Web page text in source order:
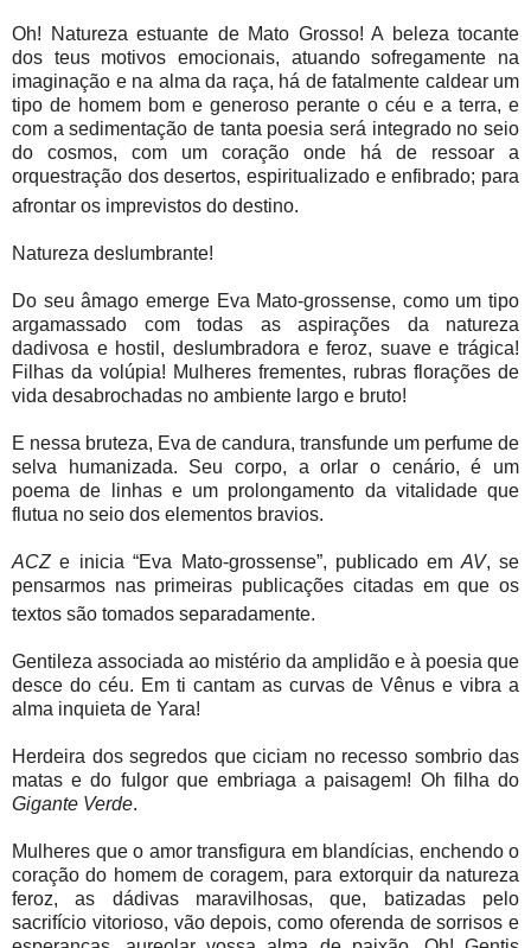
Oh! Natureza estuante de Mato Grosso! A beleza tocante
dos teus motivos emocionais, atuando sofregamente na
imaginação e na alma da raça, há de fatalmente caldear um
tipo de homem bom e generoso perante o céu e a terra, e
com a sedimentação de tanta poesia será integrado no seio
do cosmos, com um coração onde há de ressoar a
orquestração dos desertos, espiritualizado e enfibrado; para
afrontar os imprevistos do destino.
Natureza deslumbrante!
Do seu âmago emerge Eva Mato-grossense, como um tipo
argamassado com todas as aspirações da natureza
dadivosa e hostil, deslumbradora e feroz, suave e trágica!
Filhas da volúpia! Mulheres frementes, rubras florações de
vida desabrochadas no ambiente largo e bruto!
E nessa bruteza, Eva de candura, transfunde um perfume de
selva humanizada. Seu corpo, a orlar o cenário, é um
poema de linhas e um prolongamento da vitalidade que
flutua no seio dos elementos bravios.
ACZe inicia “Eva Mato-grossense”, publicado em AV, se
pensarmos nas primeiras publicações citadas em que os
textos são tomados separadamente.
Gentileza associada ao mistério da amplidão e à poesia que
desce do céu. Em ti cantam as curvas de Vênus e vibra a
alma inquieta de Yara!
Herdeira dos segredos que ciciam no recesso sombrio das
matas e do fulgor que embriaga a paisagem! Oh filha do
Gigante Verde.
Mulheres que o amor transfigura em blandícias, enchendo o
coração do homem de coragem, para extorquir da natureza
feroz, as dádivas maravilhosas, que, batizadas pelo
sacrifício vitorioso, vão depois, como oferenda de sorrisos e